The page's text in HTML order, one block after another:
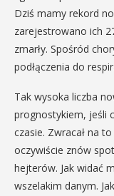
Dziś mamy rekord
zarejestrowano ich
zmarły. Spośród
podłączenia do
Tak wysoka liczba
prognostykiem, jeśli
czasie. Zwracał na
oczywiście znów
hejterów. Jak widać
wszelakim danym.